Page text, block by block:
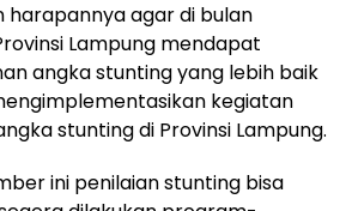
harapannya agar di bulan
Lampung mendapat
angka stunting yang lebih baik
kegiatan
stunting di Provinsi Lampung.
ini penilaian stunting bisa